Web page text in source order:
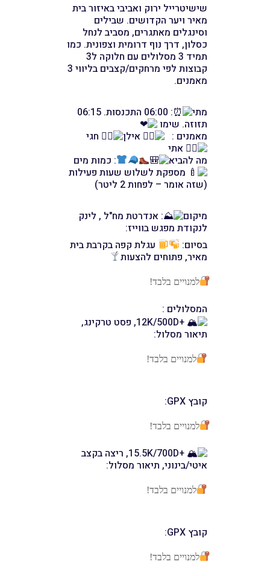
שישיטרייל ירוק ואביבי באיזור בית
מאיר ויער הקדושים. שבילים
וסינגלים מאתגרים, מסביב לנחל
כסלון, דרך נוף דרומית וצפונית. כמו
תמיד 3 מסלולים עם חלוקה ל3
קבוצות לפי מרחקים/קצבים בליווי 3
מאמנים.
מתי
: 06:00 התכנסות. 06:15
תזוזה. שימו
מאמנים :
אילן
חגי
אתי
מה להביא
: כמות מים
מספקת לשלוש שעות פעילות
(שזה אומר – לפחות 2 ליטר)
מיקום
: אנדרטת מח"ל , לינק
לנקודת מפגש בווייז:
בסיום:
עגלת קפה בקרבת בית
מאיר, פתוחים להצעות
למנויים בלבד!
המסלולים :
+12K/500D, פסט טרקינג,
תיאור מסלול:
למנויים בלבד!
קובץ GPX:
למנויים בלבד!
+15.5K/700D, ריצה בקצב
איטי/בינוני, תיאור מסלול:
למנויים בלבד!
קובץ GPX:
למנויים בלבד!